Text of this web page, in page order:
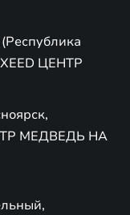
ЦЕНТР
МЕДВЕДЬ НА